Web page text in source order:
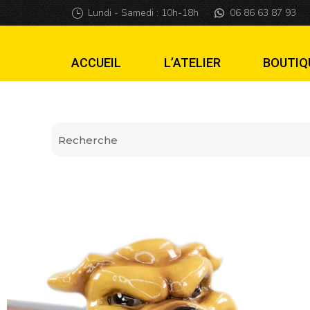
Lanceur Bulldog
Lundi - Samedi : 10h-18h 06 86 63 87 93
ACCUEIL L’ATELIER